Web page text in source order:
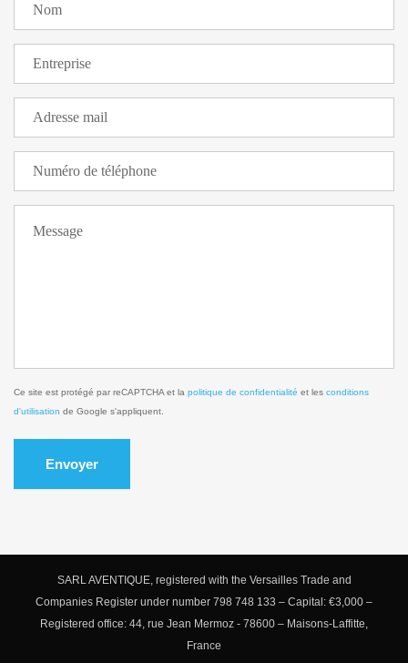
Ce site est protégé par reCAPTCHA et la politique de confidentialité et les conditions
d'utilisation de Google s'appliquent.
Envoyer
SARL AVENTIQUE, registered with the Versailles Trade and
Companies Register under number 798 748 133 – Capital: €3,000 –
Registered office: 44, rue Jean Mermoz - 78600 – Maisons-Laffitte,
France